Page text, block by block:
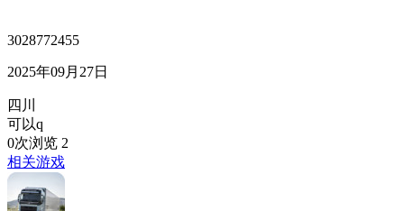
3028772455
2025年09月27日
四川
可以q
0次浏览 2
相关游戏